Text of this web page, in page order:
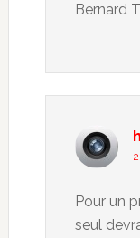
Bernard
Pour un
seul